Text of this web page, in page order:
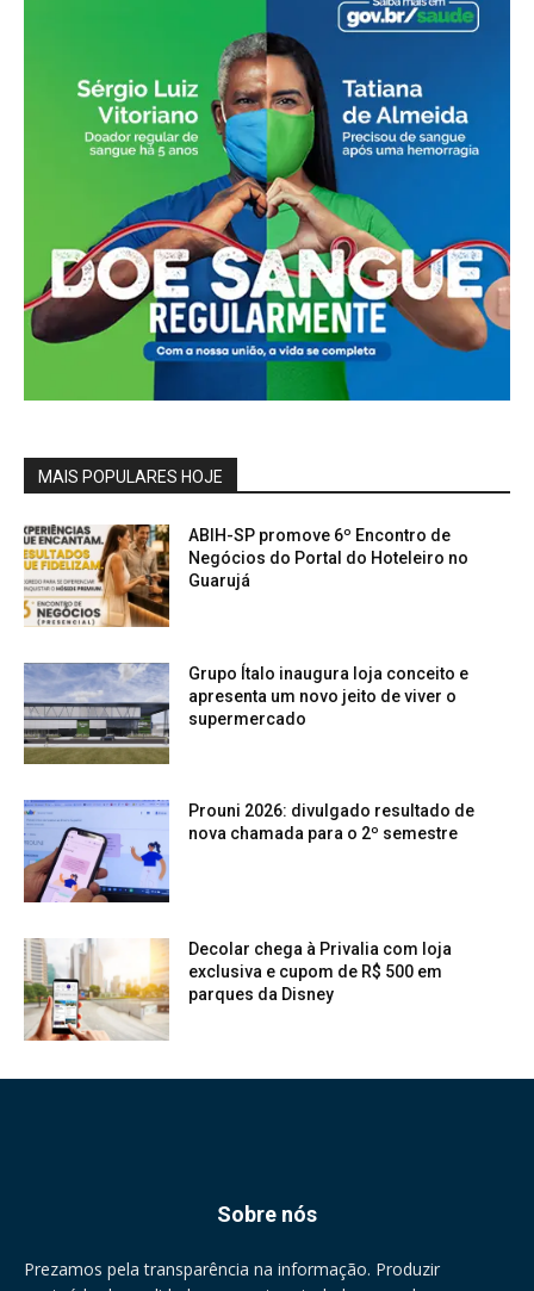
MAIS POPULARES HOJE
ABIH-SP promove 6º Encontro de
Negócios do Portal do Hoteleiro no
Guarujá
Grupo Ítalo inaugura loja conceito e
apresenta um novo jeito de viver o
supermercado
Prouni 2026: divulgado resultado de
nova chamada para o 2º semestre
Decolar chega à Privalia com loja
exclusiva e cupom de R$ 500 em
parques da Disney
Sobre nós
Prezamos pela transparência na informação. Produzir